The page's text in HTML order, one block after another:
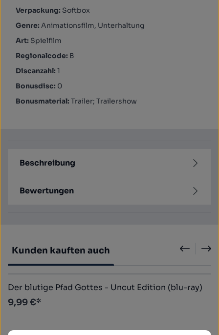
Verpackung: Softbox
Genre: Animationsfilm, Unterhaltung
Art: Spielfilm
Regionalcode: B
Discanzahl: 1
Bonusdisc: 0
Bonusmaterial: Trailer; Trailershow
Beschreibung
Bewertungen
Kunden kauften auch
Der blutige Pfad Gottes - Uncut Edition (blu-ray)
9,99 €*